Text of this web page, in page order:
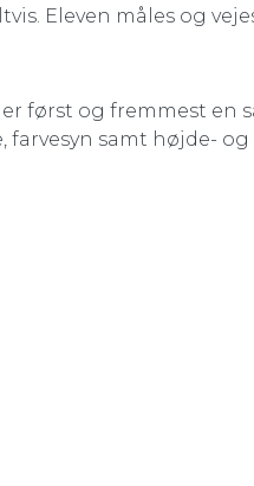
Eleven måles og
først og fremmest en
farvesyn samt højde-